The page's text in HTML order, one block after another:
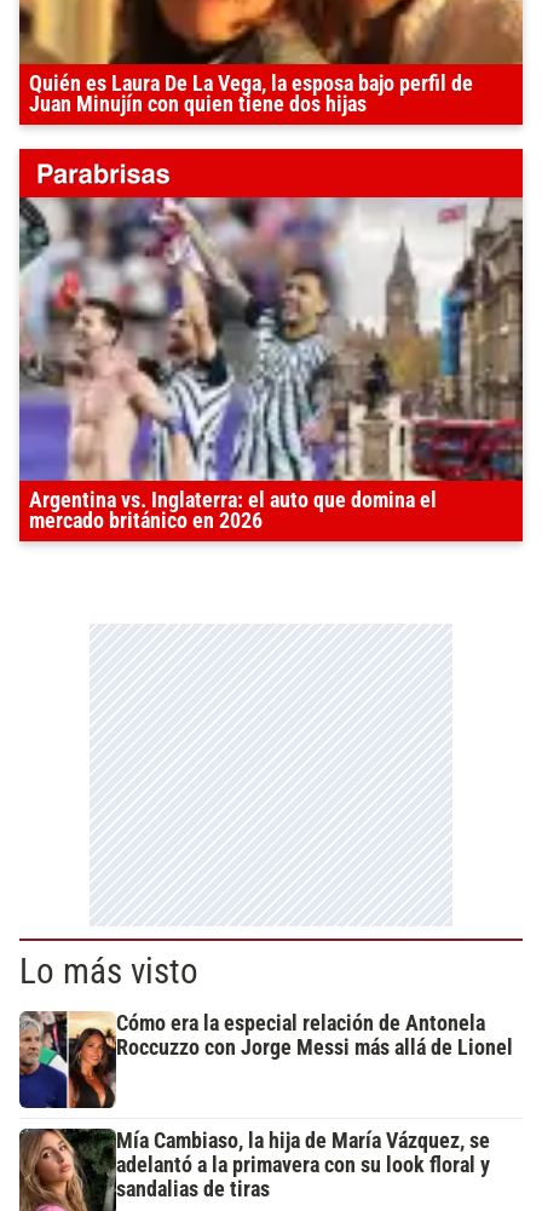
Quién es Laura De La Vega, la esposa bajo perfil de
Juan Minujín con quien tiene dos hijas
Argentina vs. Inglaterra: el auto que domina el
mercado británico en 2026
Lo más visto
Cómo era la especial relación de Antonela
Roccuzzo con Jorge Messi más allá de Lionel
Mía Cambiaso, la hija de María Vázquez, se
adelantó a la primavera con su look floral y
sandalias de tiras